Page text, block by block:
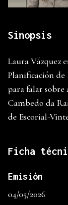
Sinopsis
Laura Vázquez
Planificación
para falar sobre
Cambedo da
de Escorial-
Ficha
Emisión
04/05/2026